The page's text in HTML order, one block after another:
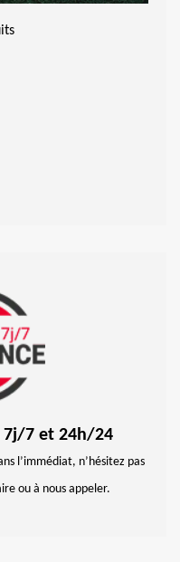
7j/7 et 24h/24
l’immédiat, n’hésitez pas
ou à nous appeler.